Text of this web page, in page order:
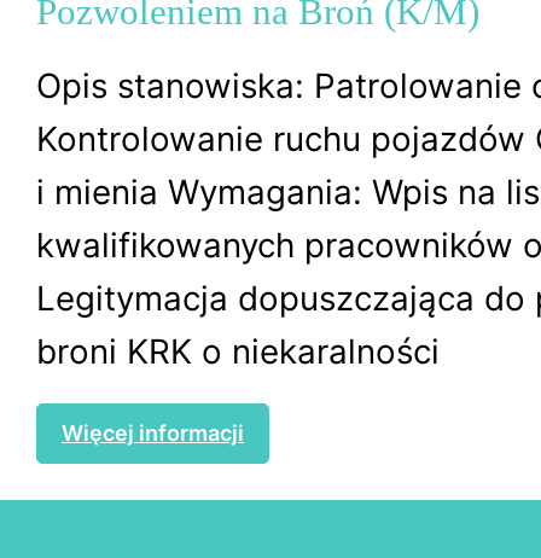
Pozwoleniem na Broń (K/M)
Opis stanowiska: Patrolowanie
Kontrolowanie ruchu pojazdów
i mienia Wymagania: Wpis na
kwalifikowanych pracowników
Legitymacja dopuszczająca do
broni KRK o niekaralności
Więcej informacji